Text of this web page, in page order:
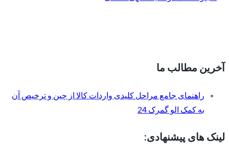
آخرین مطالب ما
راهنمای جامع مراحل کلیدی واردات کالا از چین و ترخیص آن
به کمک الو گمرک 24
لینک های پیشنهادی: